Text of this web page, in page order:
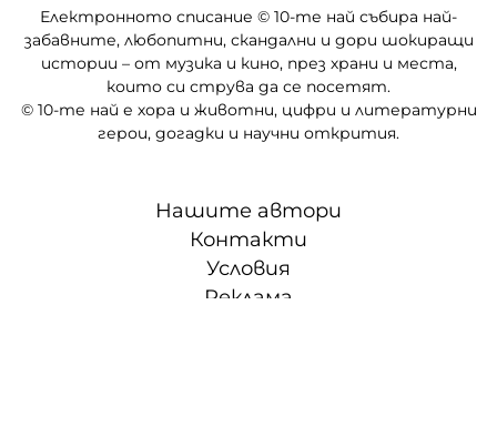
Електронното списание © 10-те най събира най-
забавните, любопитни, скандални и дори шокиращи
истории – от музика и кино, през храни и места,
които си струва да се посетят.
© 10-те най е хора и животни, цифри и литературни
герои, догадки и научни открития.
Нашите автори
Контакти
Условия
Реклама